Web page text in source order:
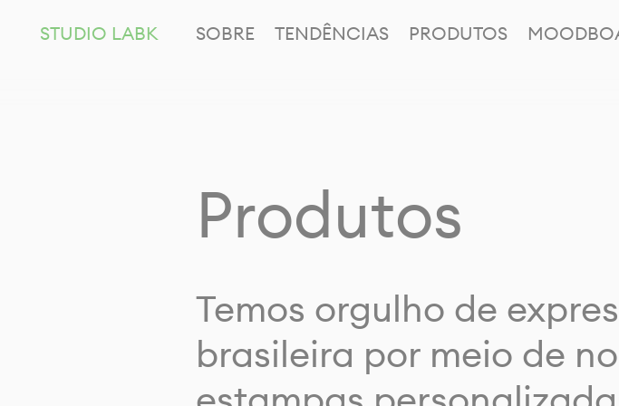
STUDIO LABK SOBRE TENDÊNCIAS PRODUTOS
Produtos
Temos orgulho de
brasileira por meio de